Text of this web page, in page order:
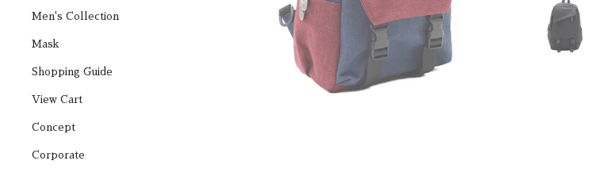
Men's Collection
Mask
Shopping Guide
View Cart
Concept
Corporate